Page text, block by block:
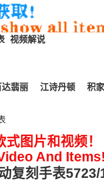
视频解说
达翡丽 江诗丹顿 积家
图片和视频！
And
复刻手表